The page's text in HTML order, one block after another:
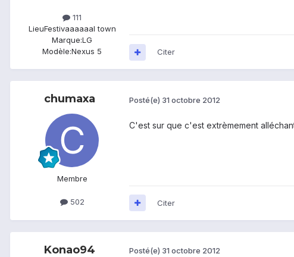
111
LieuFestivaaaaaal town
Marque:LG
Modèle:Nexus 5 Citer
chumaxa
Membre
502
Posté(e) 31 octobre 2012
C'est sur que c'est extrèmement
Citer
Konao94 Posté(e) 31 octobre 2012